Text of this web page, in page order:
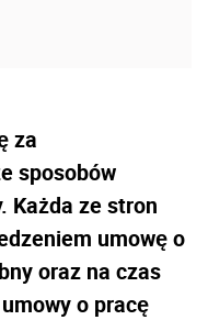
za
sposobów
Każda ze stron
umowę o
oraz na czas
o pracę